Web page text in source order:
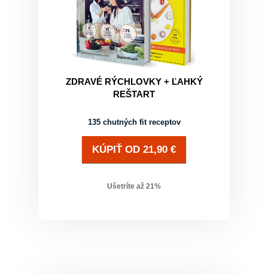
ZDRAVÉ RÝCHLOVKY + ĽAHKÝ
REŠTART
135 chutných fit receptov
KÚPIŤOD 21,90 €
Ušetríte až 21%